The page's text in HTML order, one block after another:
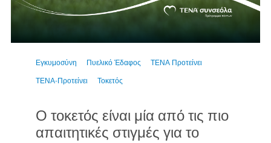
Εγκυμοσύνη Πυελικό Έδαφος ΤΕΝΑ Προτείνει
ΤΕΝΑ-Προτείνει Τοκετός
Ο τοκετός είναι μία από τις πιο
απαιτητικές στιγμές για το